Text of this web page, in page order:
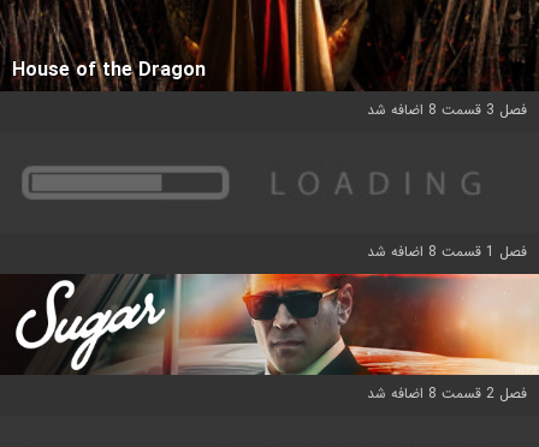
House of the Dragon
فصل 3 قسمت 8 اضافه شد
فصل 1 قسمت 8 اضافه شد
فصل 2 قسمت 8 اضافه شد